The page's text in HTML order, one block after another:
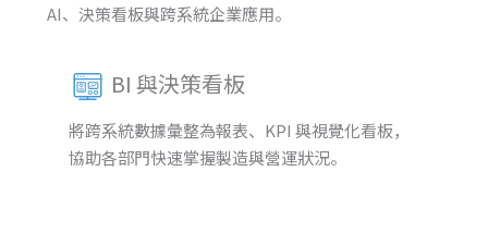
AI、決策看板與跨系統企業應用。
BI 與決策看板
將跨系統數據彙整為報表、KPI 與視覺化看板，
協助各部門快速掌握製造與營運狀況。